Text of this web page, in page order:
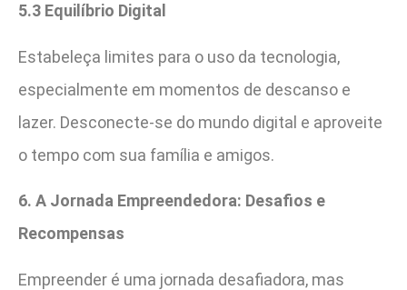
5.3 Equilíbrio Digital
Estabeleça limites para o uso da tecnologia,
especialmente em momentos de descanso e
lazer. Desconecte-se do mundo digital e aproveite
o tempo com sua família e amigos.
6. A Jornada Empreendedora: Desafios e
Recompensas
Empreender é uma jornada desafiadora, mas